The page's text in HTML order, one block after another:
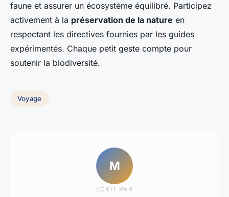
faune et assurer un écosystème équilibré. Participez
activement à la préservation de la nature en
respectant les directives fournies par les guides
expérimentés. Chaque petit geste compte pour
soutenir la biodiversité.
Voyage
M
ECRIT PAR